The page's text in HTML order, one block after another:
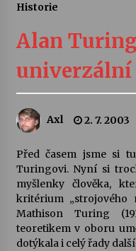
Sukuba
4. 8.
kapkou
Veselí
30. 7.
28. 7.
Historie
Alan
univerzální
Axl 2. 7. 2003
Před časem jsme si
Turingovi. Nyní si
myšlenky člověka,
kritérium
Mathison Turing
teoretikem v oboru
dotýkala i celý řady